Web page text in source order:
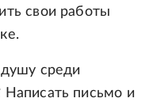
свои работы
среди
Написать письмо и